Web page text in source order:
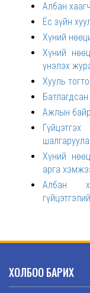
Албан
Ёс зүйн
Хүний
Хүний
үнэлэх
Хууль
Ажлын
Хүний
арга
Албан
ХОЛБОО БАРИХ